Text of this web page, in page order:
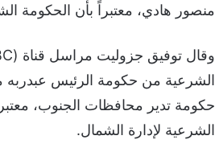
منصور هادي، معتبراً بأن الحكومة
الشرعية من حكومة الرئيس عبدربه
حكومة تدير محافظات الجنوب،
الشرعية لإدارة الشمال.